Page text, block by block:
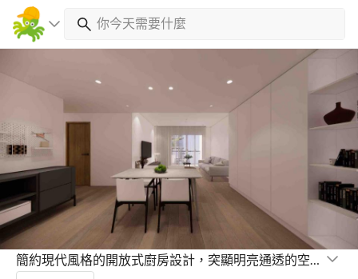
簡約現代風格的開放式廚房設計，突顯明亮通透的空間感